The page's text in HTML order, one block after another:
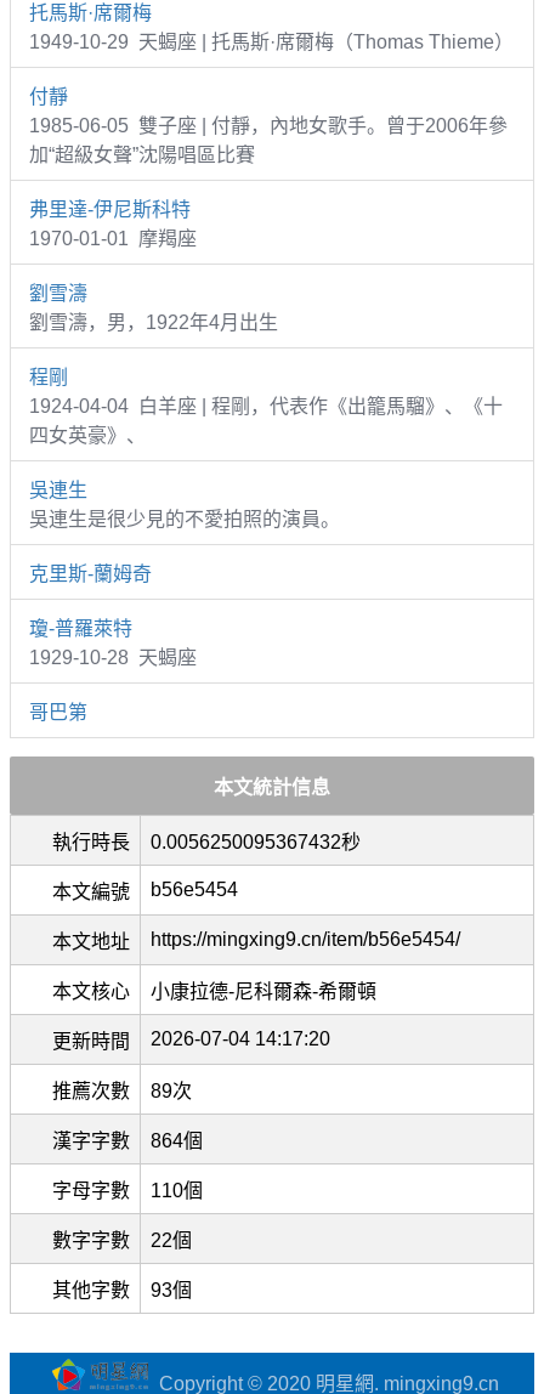
托馬斯·席爾梅
1949-10-29 天蝎座 | 托馬斯·席爾梅（Thomas Thieme）
付靜
1985-06-05 雙子座 | 付靜，內地女歌手。曾于2006年參
加“超級女聲”沈陽唱區比賽
弗里達-伊尼斯科特
1970-01-01 摩羯座
劉雪濤
劉雪濤，男，1922年4月出生
程剛
1924-04-04 白羊座 | 程剛，代表作《出籠馬騮》、《十
四女英豪》、
吳連生
吳連生是很少見的不愛拍照的演員。
克里斯-蘭姆奇
瓊-普羅萊特
1929-10-28 天蝎座
哥巴第
本文統計信息
執行時長 0.0056250095367432秒
本文編號 b56e5454
本文地址 https://mingxing9.cn/item/b56e5454/
本文核心 小康拉德-尼科爾森-希爾頓
更新時間 2026-07-04 14:17:20
推薦次數 89次
漢字字數 864個
字母字數 110個
數字字數 22個
其他字數 93個
Copyright © 2020 明星網. mingxing9.cn